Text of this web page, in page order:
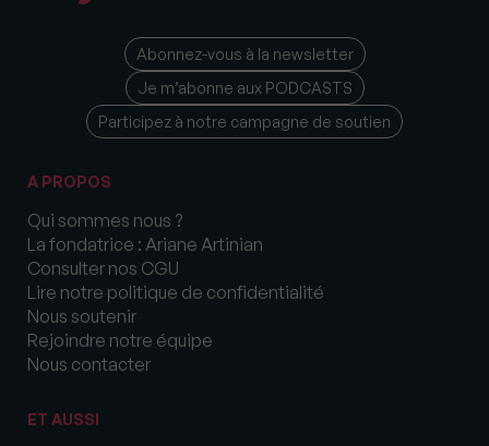
Abonnez-vous à la newsletter
Je m’abonne aux PODCASTS
Participez à notre campagne de soutien
A PROPOS
Qui sommes nous ?
La fondatrice : Ariane Artinian
Consulter nos CGU
Lire notre politique de confidentialité
Nous soutenir
Rejoindre notre équipe
Nous contacter
ET AUSSI